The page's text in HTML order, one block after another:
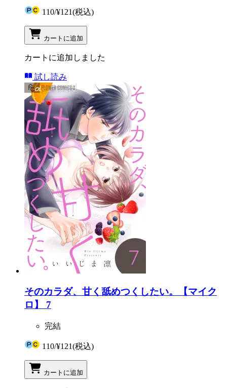
110/¥121(税込)
カートに追加
カートに追加しました
試し読み
そのカラダ、甘く舐めつくしたい。【マイク
ロ】 7
完結
110/¥121(税込)
カートに追加